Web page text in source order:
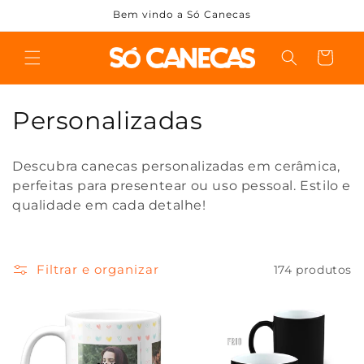
conteúdo
Bem vindo a Só Canecas
Carrinho
C
l
e
ã
Personalizadas
Descubra canecas personalizadas em cerâmica,
perfeitas para presentear ou uso pessoal. Estilo e
qualidade em cada detalhe!
Filtrar e organizar 174 produtos